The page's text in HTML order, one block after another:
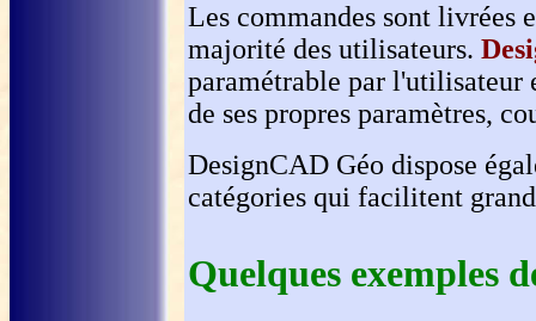
Les commandes sont livrées
majorité des utilisateurs.
paramétrable par l'utilisateur
de ses propres paramètres,
DesignCAD Géo dispose
catégories qui facilitent
Quelques exemples